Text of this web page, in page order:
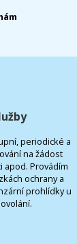
periodické a
na žádost
apod. Provádím
ochrany a
prohlídky u